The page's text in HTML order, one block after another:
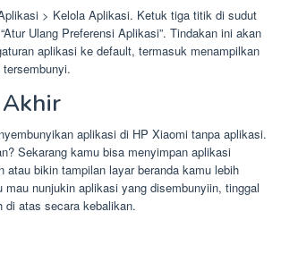
> Kelola Aplikasi. Ketuk tiga titik di sudut
Ulang Preferensi Aplikasi”. Tindakan ini akan
aplikasi ke default, termasuk menampilkan
aplikasi di HP Xiaomi tanpa aplikasi.
Sekarang kamu bisa menyimpan aplikasi
atau bikin tampilan layar beranda kamu lebih
nunjukin aplikasi yang disembunyiin, tinggal
di atas secara kebalikan.